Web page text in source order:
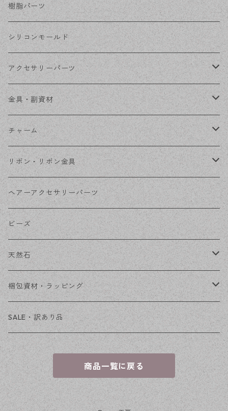
ステンレス・シルバー
ステンレス・ゴールド
その他ピアス
クリップイヤリング
ノンホールピアス
ステンレスピアス
ステンレスイヤリング
ステンレスチェーン
ステンレス金具
樹脂パーツ
シリコンモールド
アクセサリーパーツ
デザイン丸カン
フレーム
コネクター
その他
金具・副資材
丸カン
ピン類
花座・ビーズキャップ
チェーン
その他
チャーム
金属
アクリル・プラ
ファーボール
リボン・リボン金具
リボン
リボン金具
ヘアーアクセサリーパーツ
ビーズ
天然石
穴あき
穴なし
梱包資材・ラッピング
発送ボックス
アクセサリー台紙
OPP袋
SALE・訳あり品
商品一覧に戻る